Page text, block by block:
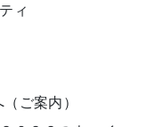
ィ
ご案内）